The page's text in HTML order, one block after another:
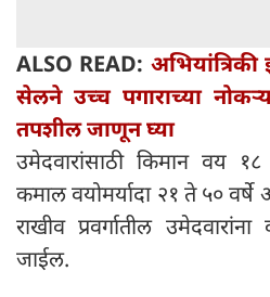
ALSO READ:
सेलने उच्च पगाराच्या
तपशील जाणून घ्या
उमेदवारांसाठी किमान वय
कमाल वयोमर्यादा २१ ते ५०
राखीव प्रवर्गातील
जाईल.